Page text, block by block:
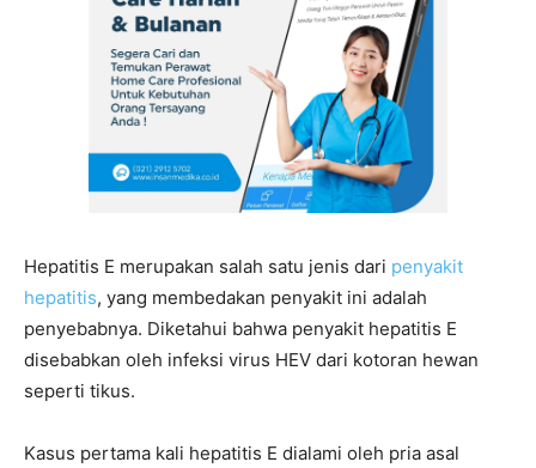
Hepatitis E merupakan salah satu jenis dari penyakit
hepatitis, yang membedakan penyakit ini adalah
penyebabnya. Diketahui bahwa penyakit hepatitis E
disebabkan oleh infeksi virus HEV dari kotoran hewan
seperti tikus.
Kasus pertama kali hepatitis E dialami oleh pria asal